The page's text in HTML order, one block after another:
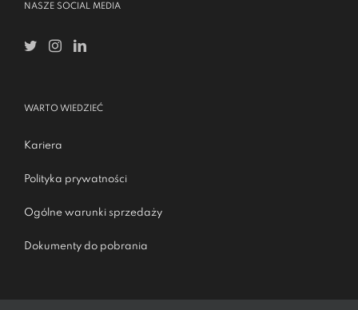
NASZE SOCIAL MEDIA
WARTO WIEDZIEĆ
Kariera
Polityka prywatności
Ogólne warunki sprzedaży
Dokumenty do pobrania